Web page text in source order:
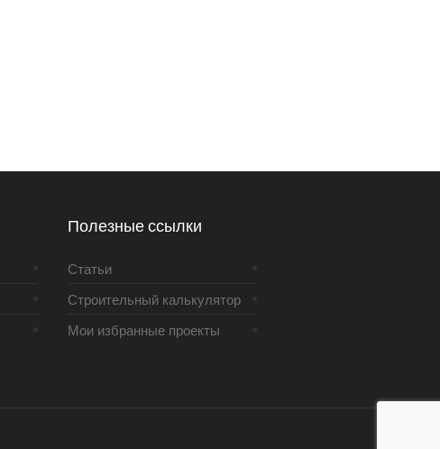
Полезные ссылки
Статьи
Строительный калькулятор
Мои избранные проекты